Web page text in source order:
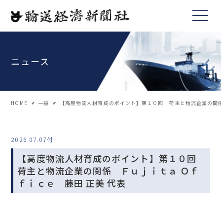
ニュース
HOME 一般 【高度物流人材育成のポイント】第１０回 荷主と物流企業の
2026.07.07付
【高度物流人材育成のポイント】第１０回
荷主と物流企業の関係 Ｆｕｊｉｔａ Ｏｆ
ｆｉｃｅ 藤田 正美 代表